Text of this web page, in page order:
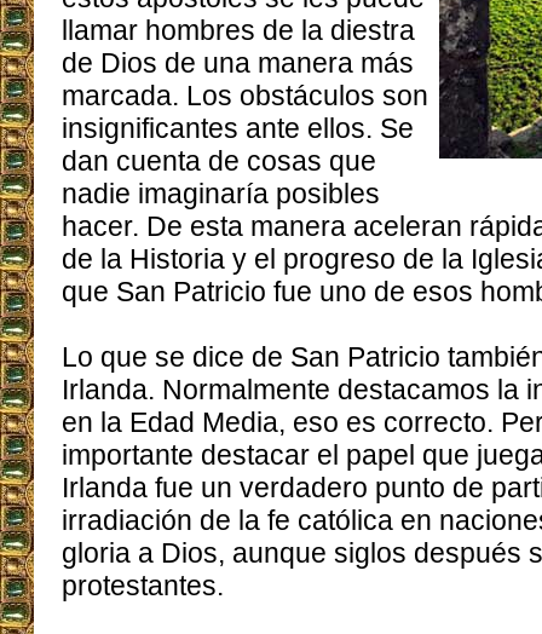
llamar hombres de la diestra
de Dios de una manera más
marcada. Los obstáculos son
insignificantes ante ellos. Se
dan cuenta de cosas que
nadie imaginaría posibles
hacer. De esta manera aceleran
de la Historia y el progreso de la
que San Patricio fue uno de esos
Lo que se dice de San Patricio
Irlanda. Normalmente destacamos la
en la Edad Media, eso es correcto.
importante destacar el papel que
Irlanda fue un verdadero punto de
irradiación de la fe católica en
gloria a Dios, aunque siglos después
protestantes.